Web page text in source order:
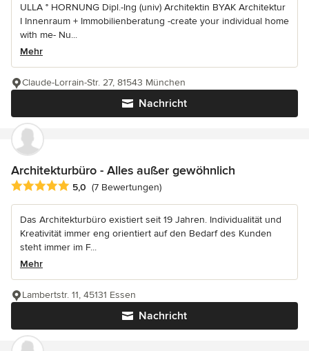
ULLA ° HORNUNG Dipl.-Ing (univ) Architektin BYAK Architektur
I Innenraum + Immobilienberatung -create your individual home
with me- Nu...
Mehr
Nachricht
Claude-Lorrain-Str. 27, 81543 München
Architekturbüro - Alles außer gewöhnlich
Durchschnittliche Bewertung: 5 von 5 Sternen
5,0 (7 Bewertungen)
Das Architekturbüro existiert seit 19 Jahren. Individualität und
Kreativität immer eng orientiert auf den Bedarf des Kunden
steht immer im F...
Mehr
Nachricht
Lambertstr. 11, 45131 Essen